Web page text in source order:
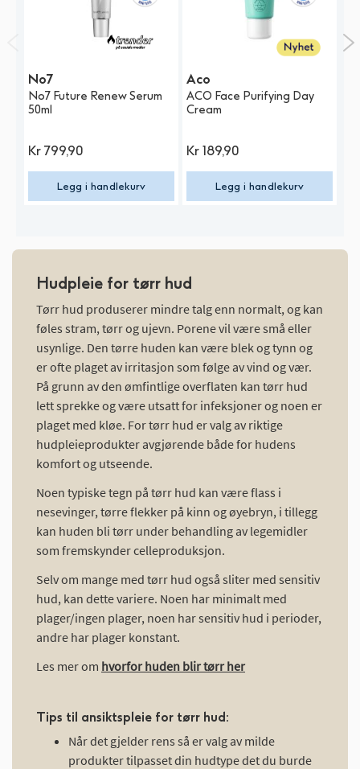
No7
No7 Future Renew Serum
50ml
Kr 799,90
Legg i handlekurv
Aco
ACO Face Purifying Day
Cream
Kr 189,90
Legg i handlekurv
Hudpleie for tørr hud
Tørr hud produserer mindre talg enn normalt, og kan
føles stram, tørr og ujevn. Porene vil være små eller
usynlige. Den tørre huden kan være blek og tynn og
er ofte plaget av irritasjon som følge av vind og vær.
På grunn av den ømfintlige overflaten kan tørr hud
lett sprekke og være utsatt for infeksjoner og noen er
plaget med kløe. For tørr hud er valg av riktige
hudpleieprodukter avgjørende både for hudens
komfort og utseende.
Noen typiske tegn på tørr hud kan være flass i
nesevinger, tørre flekker på kinn og øyebryn, i tillegg
kan huden bli tørr under behandling av legemidler
som fremskynder celleproduksjon.
Selv om mange med tørr hud også sliter med sensitiv
hud, kan dette variere. Noen har minimalt med
plager/ingen plager, noen har sensitiv hud i perioder,
andre har plager konstant.
Les mer om hvorfor huden blir tørr her
Tips til ansiktspleie for tørr hud:
Når det gjelder rens så er valg av milde
produkter tilpasset din hudtype det du burde